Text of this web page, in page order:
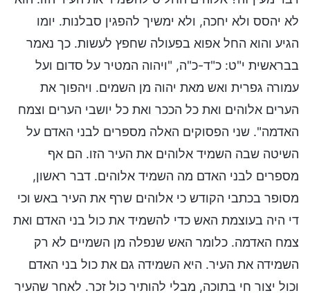
לא יהסס ולא יחכה, ולא ימשיך להפגין סבלנות. יומו
הגיע והוא החל אפוא בפעולה שחפץ לעשות. כך נאמר
בבראשית י"ט: כ"ד-כ"ה, "ויהוה המטיר על סדום ועל
עמורה גפרית ואש מאת יהוה מן השמים. ויהפוך את
הערים אלוהים ואת כל הככר ואת כל יושבי הערים וצמח
האדמה". שני הפסוקים האלה מספרים לבני האדם על
השיטה שבה השמיד אלוהים את העיר הזו. הם אף
מספרים לבני האדם מה השמיד אלוהים. דבר ראשון,
מסופר בכתבי הקודש כי אלוהים שרף את העיר באש וכי
די היה בעוצמת האש כדי להשמיד את כול בני האדם ואת
צמח האדמה. כלומר האש שנפלה מן השמיים לא רק
השמידה את העיר. היא השמידה גם את כול בני האדם
וכול יצור חי בתוכה, מבלי להותיר כול זכר. לאחר שהעיר